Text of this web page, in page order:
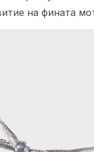
на фината